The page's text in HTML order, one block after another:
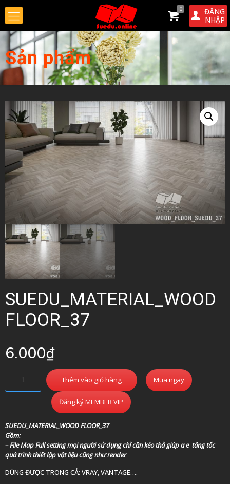
0
ĐĂNG
NHẬP
Sản phẩm
SUEDU_MATERIAL_WOOD
FLOOR_37
6.000₫
Thêm vào giỏ hàng Mua ngay
Đăng ký MEMBER VIP
SUEDU_MATERIAL_WOOD FLOOR_37
Gồm:
– File Map Full setting mọi người sử dụng chỉ cần kéo thả giúp a e tăng tốc
quá trình thiết lập vật liệu cũng như render
DÙNG ĐƯỢC TRONG CẢ: VRAY, VANTAGE….